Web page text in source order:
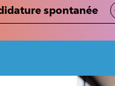
spontanée